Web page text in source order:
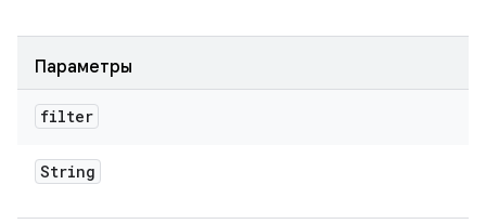
Параметры
filter
String